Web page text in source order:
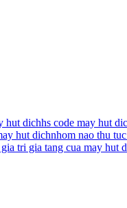
hut dichhs code may hut
hut dichnhom nao thu
tri gia tang cua may hut